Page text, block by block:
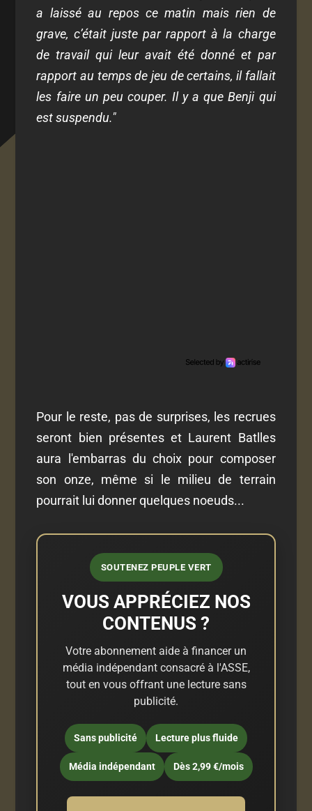
a laissé au repos ce matin mais rien de
grave, c’était juste par rapport à la charge
de travail qui leur avait été donné et par
rapport au temps de jeu de certains, il fallait
les faire un peu couper. Il y a que Benji qui
est suspendu."
Pour le reste, pas de surprises, les recrues
seront bien présentes et Laurent Batlles
aura l'embarras du choix pour composer
son onze, même si le milieu de terrain
pourrait lui donner quelques noeuds...
SOUTENEZ PEUPLE VERT
VOUS APPRÉCIEZ NOS
CONTENUS ?
Votre abonnement aide à financer un
média indépendant consacré à l'ASSE,
tout en vous offrant une lecture sans
publicité.
Sans publicité Lecture plus fluide
Média indépendant Dès 2,99 €/mois